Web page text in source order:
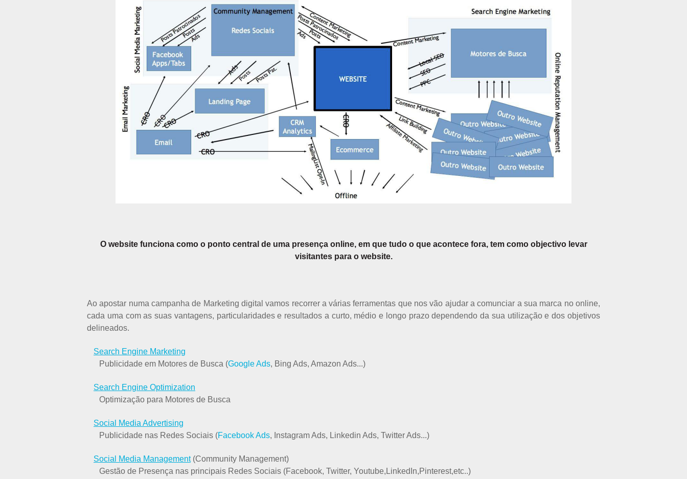
O website funciona como o ponto central de uma presença online, em que tudo o que acontece fora, tem como objectivo levar
visitantes para o website.
Ao apostar numa campanha de Marketing digital vamos recorrer a várias ferramentas que nos vão ajudar a comunciar a sua marca no online,
cada uma com as suas vantagens, particularidades e resultados a curto, médio e longo prazo dependendo da sua utilização e dos objetivos
delineados.
Search Engine Marketing
Publicidade em Motores de Busca (Google Ads, Bing Ads, Amazon Ads...)
Search Engine Optimization
Optimização para Motores de Busca
Social Media Advertising
Publicidade nas Redes Sociais (Facebook Ads, Instagram Ads, Linkedin Ads, Twitter Ads...)
Social Media Management(Community Management)
Gestão de Presença nas principais Redes Sociais (Facebook, Twitter, Youtube,LinkedIn,Pinterest,etc..)